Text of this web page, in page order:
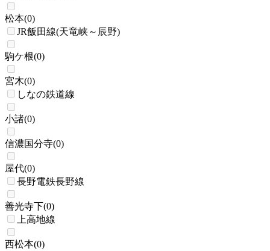
松本(0)
JR飯田線(天竜峡～辰野)
駒ケ根(0)
宮木(0)
しなの鉄道線
小諸(0)
信濃国分寺(0)
屋代(0)
長野電鉄長野線
善光寺下(0)
上高地線
西松本(0)